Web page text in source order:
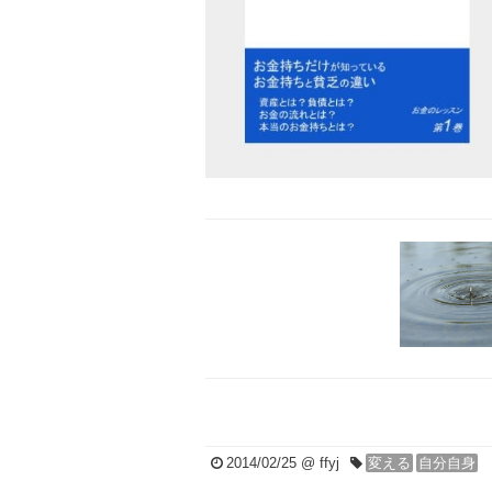
2014/02/25 @ ffyj 変える 自分自身